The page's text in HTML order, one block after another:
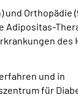
Orthopädie
des
und in
für